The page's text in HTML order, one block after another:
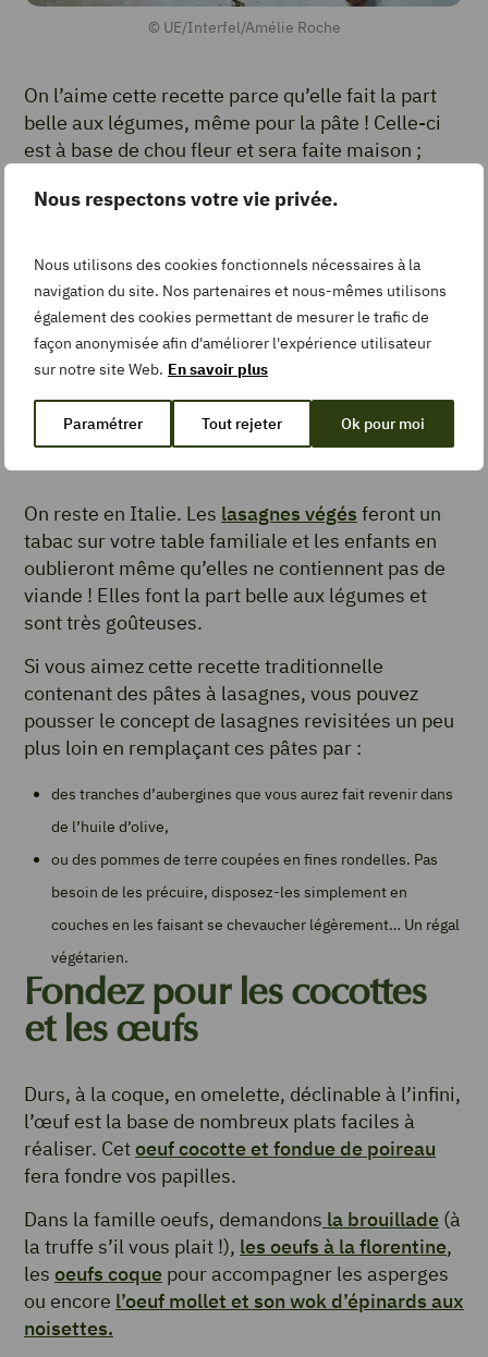
Nous respectons votre vie privée.
Nous utilisons des cookies fonctionnels nécessaires à la
navigation du site. Nos partenaires et nous-mêmes utilisons
également des cookies permettant de mesurer le trafic de
façon anonymisée afin d'améliorer l'expérience utilisateur
sur notre site Web. En savoir plus
Paramétrer Tout rejeter Ok pour moi
© UE/Interfel/Amélie Roche
On l’aime cette recette parce qu’elle fait la part
belle aux légumes, même pour la pâte ! Celle-ci
est à base de chou fleur et sera faite maison ;
toutes vos tartes salées, flammekueches, pizzas
Avec lapizza aux légumes grillés et scamorza
voyage culinaire en Italie garanti.
(Si vous ne trouvez pas de scamorza, vous pouvez
le remplacer par de la mozzarella ou de la
burrata).
Des lasagnes végétariennes
On reste en Italie. Les lasagnes végés feront un
tabac sur votre table familiale et les enfants en
oublieront même qu’elles ne contiennent pas de
viande ! Elles font la part belle aux légumes et
sont très goûteuses.
Si vous aimez cette recette traditionnelle
contenant des pâtes à lasagnes, vous pouvez
pousser le concept de lasagnes revisitées un peu
plus loin en remplaçant ces pâtes par :
des tranches d’aubergines que vous aurez fait revenir dans
de l’huile d’olive,
ou des pommes de terre coupées en fines rondelles. Pas
besoin de les précuire, disposez-les simplement en
couches en les faisant se chevaucher légèrement… Un régal
végétarien.
Fondez pour les cocottes
et les œufs
Durs, à la coque, en omelette, déclinable à l’infini,
l’œuf est la base de nombreux plats faciles à
réaliser. Cetoeuf cocotte et fondue de poireau
fera fondre vos papilles.
Dans la famille oeufs, demandons la brouillade (à
la truffe s’il vous plait !), les oeufs à la florentine,
les oeufs coque pour accompagner les asperges
ou encore l’oeuf mollet et son wok d’épinards aux
noisettes.